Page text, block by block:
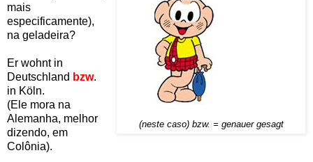
(neste caso) bzw. = genauer gesagt
mais
especificamente),
na geladeira?
Er wohnt in
Deutschland bzw.
in Köln.
(Ele mora na
Alemanha, melhor
dizendo, em
Colônia).